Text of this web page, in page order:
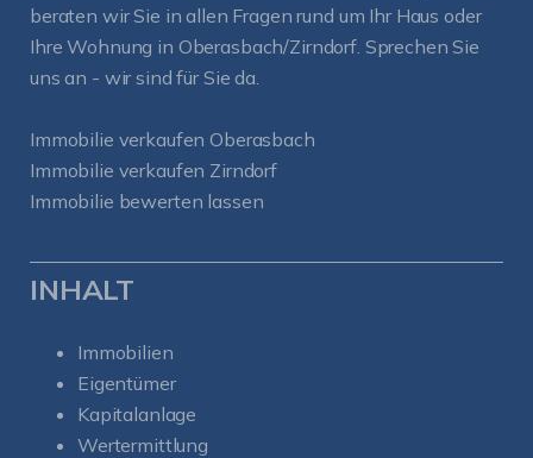
beraten wir Sie in allen Fragen rund um Ihr Haus oder
Ihre Wohnung in Oberasbach/Zirndorf. Sprechen Sie
uns an - wir sind für Sie da.
Immobilie verkaufen Oberasbach
Immobilie verkaufen Zirndorf
Immobilie bewerten lassen
INHALT
Immobilien
Eigentümer
Kapitalanlage
Wertermittlung